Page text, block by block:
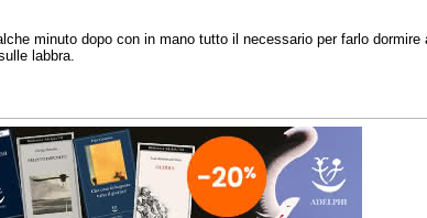
minuto dopo con in mano tutto il necessario per farlo dormire
labbra.